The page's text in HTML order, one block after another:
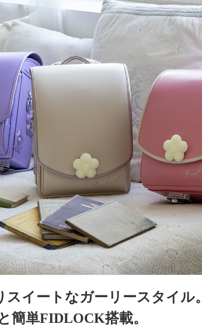
イートなガーリースタイル。
簡単FIDLOCK搭載。